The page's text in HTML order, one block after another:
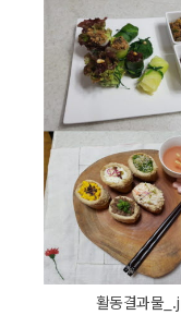
활동결과물